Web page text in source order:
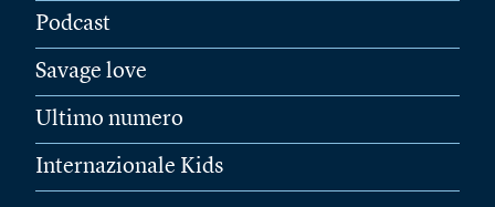
Podcast
Savage love
Ultimo numero
Internazionale Kids